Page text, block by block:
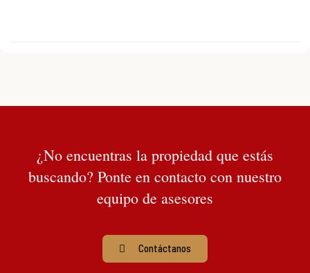
¿No encuentras la propiedad que estás
buscando? Ponte en contacto con nuestro
equipo de asesores
Contáctanos